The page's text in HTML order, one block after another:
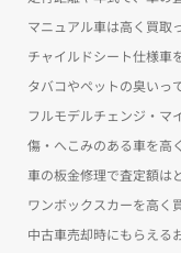
マニュアル車は高く買取
チャイルドシート仕様車
タバコやペットの臭いっ
フルモデルチェンジ・マ
傷・へこみのある車を高
車の板金修理で査定額は
ワンボックスカーを高く
中古車売却時にもらえる